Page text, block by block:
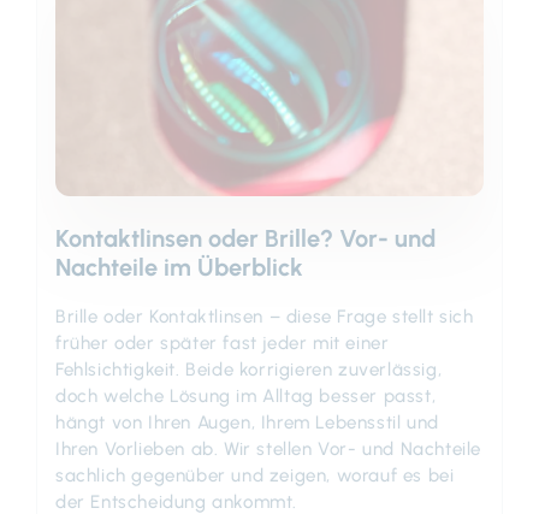
Kontaktlinsen oder Brille? Vor- und
Nachteile im Überblick
Brille oder Kontaktlinsen – diese Frage stellt sich
früher oder später fast jeder mit einer
Fehlsichtigkeit. Beide korrigieren zuverlässig,
doch welche Lösung im Alltag besser passt,
hängt von Ihren Augen, Ihrem Lebensstil und
Ihren Vorlieben ab. Wir stellen Vor- und Nachteile
sachlich gegenüber und zeigen, worauf es bei
der Entscheidung ankommt.